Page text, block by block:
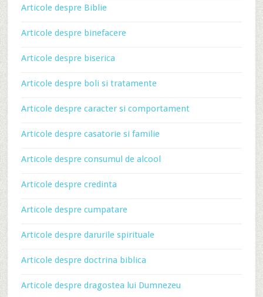
Articole despre Biblie
Articole despre binefacere
Articole despre biserica
Articole despre boli si tratamente
Articole despre caracter si comportament
Articole despre casatorie si familie
Articole despre consumul de alcool
Articole despre credinta
Articole despre cumpatare
Articole despre darurile spirituale
Articole despre doctrina biblica
Articole despre dragostea lui Dumnezeu